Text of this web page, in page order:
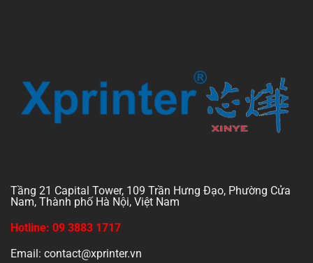
Tầng 21 Capital Tower, 109 Trần Hưng Đạo, Phường Cửa
Nam, Thành phố Hà Nội, Việt Nam
Hotline: 09 3883 1717
Email: contact@xprinter.vn